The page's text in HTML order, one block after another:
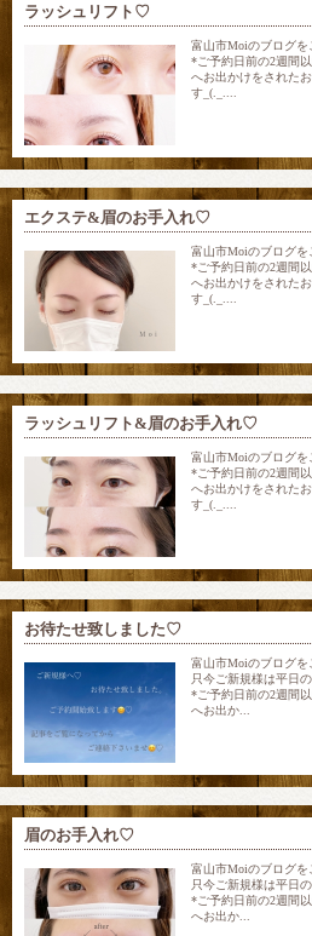
ラッシュリフト♡
富山市Moiのブログ
*ご予約日前の2週間
へお出かけをされた
す_(._....
エクステ&眉のお手入れ♡
富山市Moiのブログ
*ご予約日前の2週間
へお出かけをされた
す_(._....
ラッシュリフト&眉のお手入れ♡
富山市Moiのブログ
*ご予約日前の2週間
へお出かけをされた
す_(._....
お待たせ致しました♡
富山市Moiのブログ
只今ご新規様は平日
*ご予約日前の2週間
へお出か...
眉のお手入れ♡
富山市Moiのブログ
只今ご新規様は平日
*ご予約日前の2週間
へお出か...